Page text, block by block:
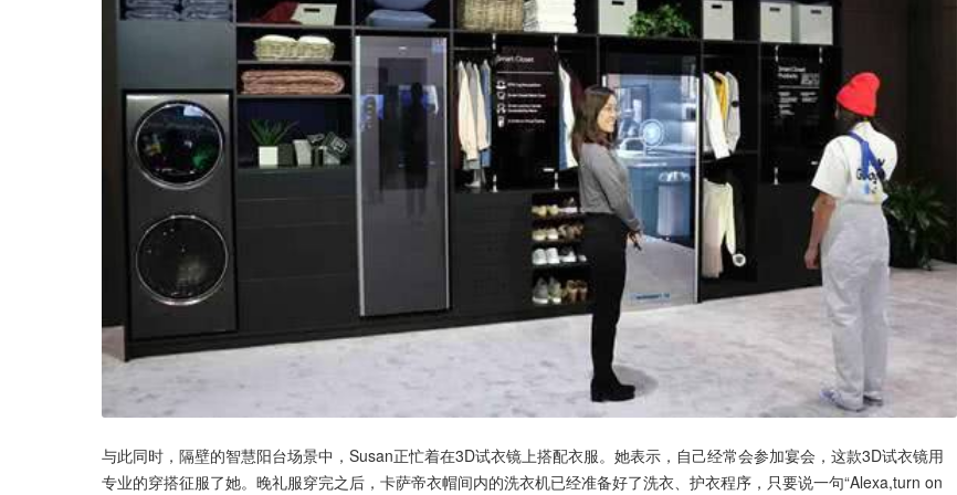
与此同时，隔壁的智慧阳台场景中，Susan正忙着在3D试衣镜上搭配衣服。她表示，自己经常会参加宴会，这款3D试衣镜用
专业的穿搭征服了她。晚礼服穿完之后，卡萨帝衣帽间内的洗衣机已经准备好了洗衣、护衣程序，只要说一句“Alexa,turn on